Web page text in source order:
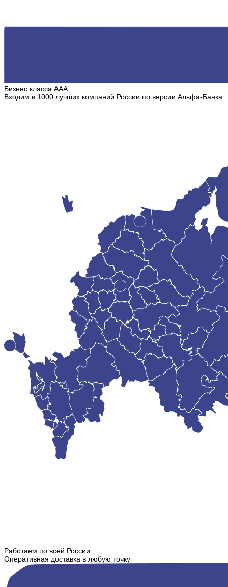
Бизнес класса ААА
Входим в 1000 лучших компаний России по версии Альфа-Банка
Работаем по всей России
Оперативная доставка в любую точку